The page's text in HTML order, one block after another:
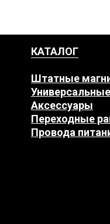
КАТАЛОГ
Аксессуары
Провода
Штатные
Переходные
Универсальные